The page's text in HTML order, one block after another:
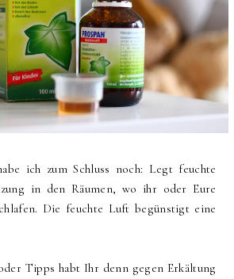
ich zum Schluss noch: Legt feuchte
in den Räumen, wo ihr oder Eure
Die feuchte Luft begünstigt eine
Tipps habt Ihr denn gegen Erkältung